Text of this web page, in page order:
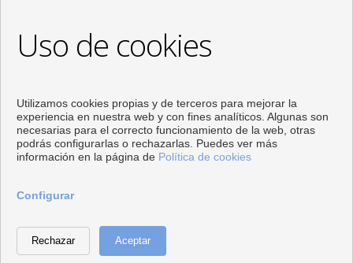
CONTACTO
Local 3
29780 Nerja (Málaga)
+34 951834450
+34 633400980
Desarrollado por
Uso de cookies
Utilizamos cookies propias y de terceros para mejorar la
experiencia en nuestra web y con fines analíticos. Algunas son
necesarias para el correcto funcionamiento de la web, otras
podrás configurarlas o rechazarlas. Puedes ver más
información en la página de Política de cookies
Configurar